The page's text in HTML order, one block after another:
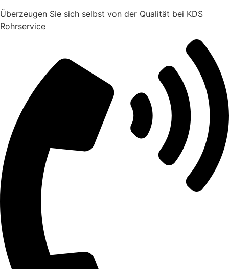
Überzeugen Sie sich selbst von der Qualität bei KDS
Rohrservice